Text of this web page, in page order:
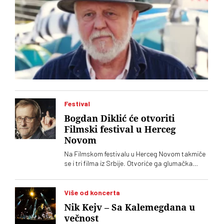
Festival
Bogdan Diklić će otvoriti
Filmski festival u Herceg
Novom
Na Filmskom festivalu u Herceg Novom takmiče
se i tri filma iz Srbije. Otvoriće ga glumačka
Crnogorsko ministarstvo kulture
Više od koncerta
Nik Kejv – Sa Kalemegdana u
večnost